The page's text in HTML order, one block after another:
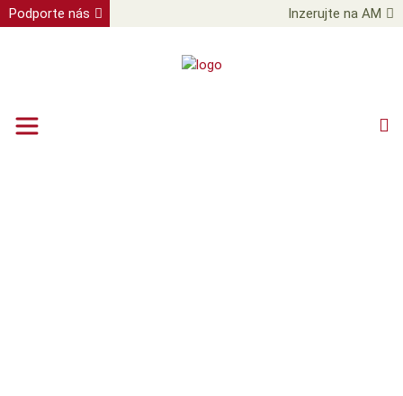
Podporte nás Inzerujte na AM